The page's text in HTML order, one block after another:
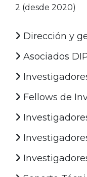
2 (desde 2020)
Dirección y
Asociados
Fellows de